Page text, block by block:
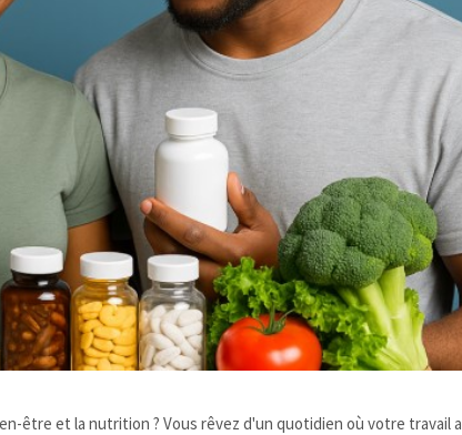
être et la nutrition ? Vous rêvez d'un quotidien où votre travail a